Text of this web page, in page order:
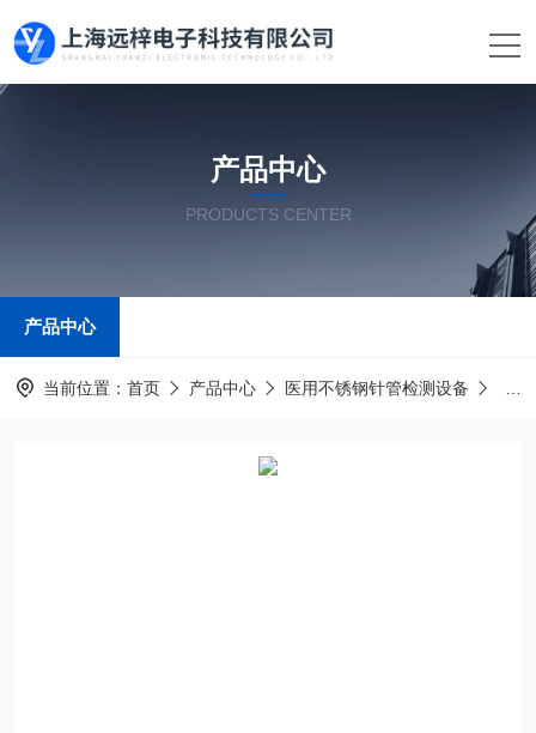
产品中心
PRODUCTS CENTER
产品中心
当前位置： 首页 产品中心 医用不锈钢针管检测设备